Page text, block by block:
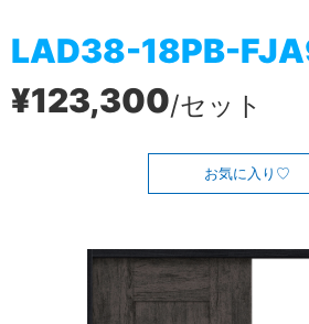
LAD38-18PB-
¥123,300/セット
お気に入り